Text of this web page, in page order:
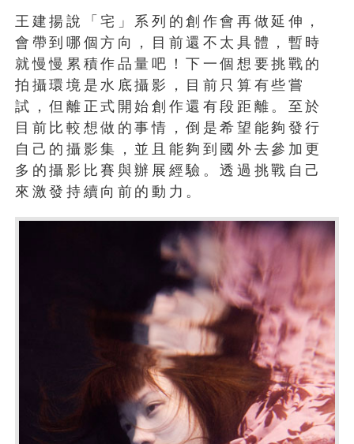
王建揚說「宅」系列的創作會再做延伸，
會帶到哪個方向，目前還不太具體，暫時
就慢慢累積作品量吧！下一個想要挑戰的
拍攝環境是水底攝影，目前只算有些嘗
試，但離正式開始創作還有段距離。至於
目前比較想做的事情，倒是希望能夠發行
自己的攝影集，並且能夠到國外去參加更
多的攝影比賽與辦展經驗。透過挑戰自己
來激發持續向前的動力。